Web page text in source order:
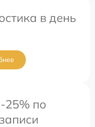
в день
25% по